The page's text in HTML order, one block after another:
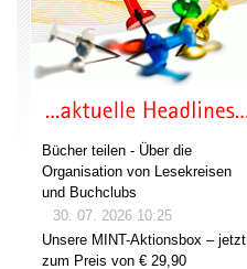
Bücher teilen - Über die
Organisation von Lesekreisen
und Buchclubs
30. 07. 2026 10:25
Unsere MINT-Aktionsbox – jetzt
zum Preis von € 29,90